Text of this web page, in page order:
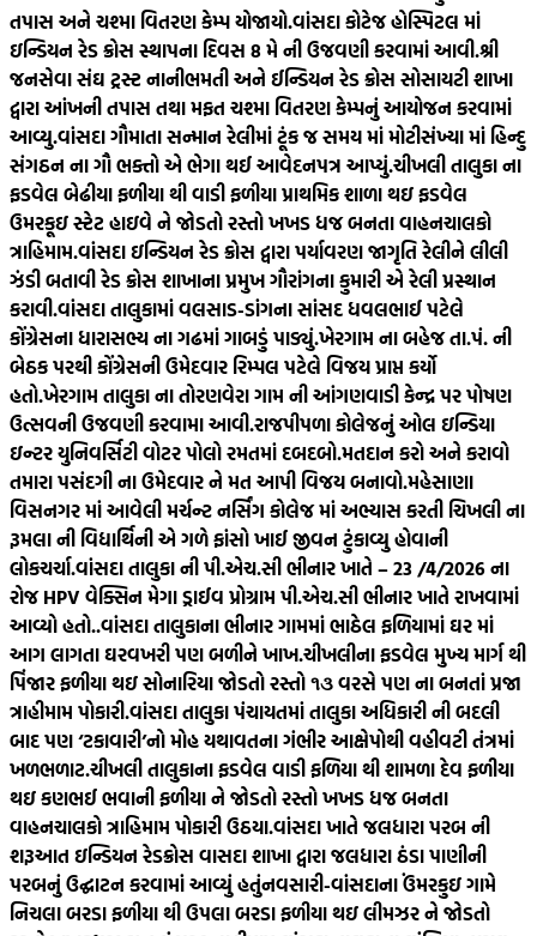
તપાસ અને ચશ્મા વિતરણ કેમ્પ યોજાયો.વાંસદા કોટેજ હોસ્પિટલ માં
ઇન્ડિયન રેડ ક્રોસ સ્થાપના દિવસ 8 મે ની ઉજવણી કરવામાં આવી.શ્રી
જનસેવા સંઘ ટ્રસ્ટ નાનીભમતી અને ઈન્ડિયન રેડ ક્રોસ સોસાયટી શાખા
દ્વારા આંખની તપાસ તથા મફત ચશ્મા વિતરણ કેમ્પનું આયોજન કરવામાં
આવ્યુ.વાંસદા ગૌમાતા સન્માન રેલીમાં ટૂંક જ સમય માં મોટીસંખ્યા માં હિન્દુ
સંગઠન ના ગૌ ભક્તો એ ભેગા થઈ આવેદનપત્ર આપ્યું.ચીખલી તાલુકા ના
ફડવેલ બેઢીયા ફળીયા થી વાડી ફળીયા પ્રાથમિક શાળા થઇ ફડવેલ
ઉમરકૂઇ સ્ટેટ હાઇવે ને જોડતો રસ્તો ખખડ ધજ બનતા વાહનચાલકો
ત્રાહિમામ.વાંસદા ઇન્ડિયન રેડ ક્રોસ દ્વારા પર્યાવરણ જાગૃતિ રેલીને લીલી
ઝંડી બતાવી રેડ ક્રોસ શાખાના પ્રમુખ ગૌરાંગના કુમારી એ રેલી પ્રસ્થાન
કરાવી.વાંસદા તાલુકામાં વલસાડ-ડાંગના સાંસદ ધવલભાઈ પટેલે
કોંગ્રેસના ધારાસભ્ય ના ગઢમાં ગાબડું પાડ્યું.ખેરગામ ના બહેજ તા.પં. ની
બેઠક પરથી કોંગ્રેસની ઉમેદવાર રિમ્પલ પટેલે વિજય પ્રાપ્ત કર્યો
હતો.ખેરગામ તાલુકા ના તોરણવેરા ગામ ની આંગણવાડી કેન્દ્ર પર પોષણ
ઉત્સવની ઉજવણી કરવામા આવી.રાજપીપળા કોલેજનું ઓલ ઇન્ડિયા
ઇન્ટર યુનિવર્સિટી વોટર પોલો રમતમાં દબદબો.મતદાન કરો અને કરાવો
તમારા પસંદગી ના ઉમેદવાર ને મત આપી વિજય બનાવો.મહેસાણા
વિસનગર માં આવેલી મર્ચન્ટ નર્સિંગ કોલેજ માં અભ્યાસ કરતી ચિખલી ના
રૂમલા ની વિદ્યાર્થિની એ ગળે ફાંસો ખાઈ જીવન ટુંકાવ્યુ હોવાની
લોકચર્ચા.વાંસદા તાલુકા ની પી.એચ.સી ભીનાર ખાતે – 23 /4/2026 ના
રોજ HPV વેક્સિન મેગા ડ્રાઈવ પ્રોગ્રામ પી.એચ.સી ભીનાર ખાતે રાખવામાં
આવ્યો હતો..વાંસદા તાલુકાના ભીનાર ગામમાં ભાઠેલ ફળિયામાં ઘર માં
આગ લાગતા ઘરવખરી પણ બળીને ખાખ.ચીખલીના ફડવેલ મુખ્ય માર્ગ થી
પિંજાર ફળીયા થઇ સોનારિયા જોડતો રસ્તો ૧૩ વરસે પણ ના બનતાં પ્રજા
ત્રાહીમામ પોકારી.વાંસદા તાલુકા પંચાયતમાં તાલુકા અધિકારી ની બદલી
બાદ પણ ‘ટકાવારી’નો મોહ યથાવતના ગંભીર આક્ષેપોથી વહીવટી તંત્રમાં
ખળભળાટ.ચીખલી તાલુકાના ફડવેલ વાડી ફળિયા થી શામળા દેવ ફળીયા
થઇ કણભઈ ભવાની ફળીયા ને જોડતો રસ્તો ખખડ ધજ બનતા
વાહનચાલકો ત્રાહિમામ પોકારી ઉઠયા.વાંસદા ખાતે જલધારા પરબ ની
શરૂઆત ઇન્ડિયન રેડક્રોસ વાસદા શાખા દ્વારા જલધારા ઠંડા પાણીની
પરબનું ઉદ્ઘાટન કરવામાં આવ્યું હતુંનવસારી-વાંસદાના ઉંમરકુઇ ગામે
નિચલા બરડા ફળીયા થી ઉપલા બરડા ફળીયા થઇ લીમઝર ને જોડતો